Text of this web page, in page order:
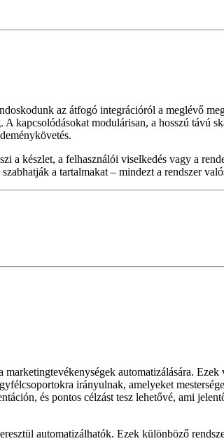
az átfogó integrációról a meglévő
kapcsolódásokat modulárisan, a hosszú távú
a készlet, a felhasználói viselkedés vagy a
a tartalmakat – mindezt a rendszer
automatizálására.
irányulnak, amelyeket
és pontos célzást tesz lehetővé, ami
automatizálhatók. Ezek különböző